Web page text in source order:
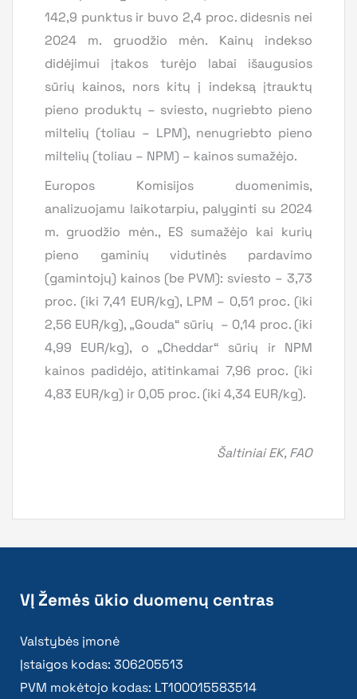
142,9 punktus ir buvo 2,4 proc. didesnis nei
2024 m. gruodžio mėn. Kainų indekso
didėjimui įtakos turėjo labai išaugusios
sūrių kainos, nors kitų į indeksą įtrauktų
pieno produktų – sviesto, nugriebto pieno
miltelių (toliau – LPM), nenugriebto pieno
miltelių (toliau – NPM) – kainos sumažėjo.
Europos Komisijos duomenimis,
analizuojamu laikotarpiu, palyginti su 2024
m. gruodžio mėn., ES sumažėjo kai kurių
pieno gaminių vidutinės pardavimo
(gamintojų) kainos (be PVM): sviesto – 3,73
proc. (iki 7,41 EUR/kg), LPM – 0,51 proc. (iki
2,56 EUR/kg), „Gouda“ sūrių – 0,14 proc. (iki
4,99 EUR/kg), o „Cheddar“ sūrių ir NPM
kainos padidėjo, atitinkamai 7,96 proc. (iki
4,83 EUR/kg) ir 0,05 proc. (iki 4,34 EUR/kg).
Šaltiniai EK, FAO
VĮ Žemės ūkio duomenų centras
Valstybės įmonė
Įstaigos kodas: 306205513
PVM mokėtojo kodas: LT100015583514